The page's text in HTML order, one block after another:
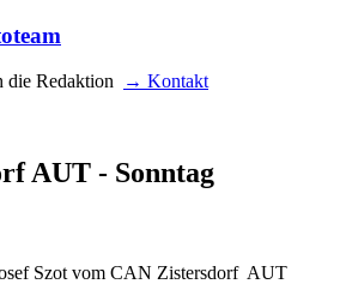
die Redaktion → Kontakt
AUT - Sonntag
Szot vom CAN Zistersdorf AUT